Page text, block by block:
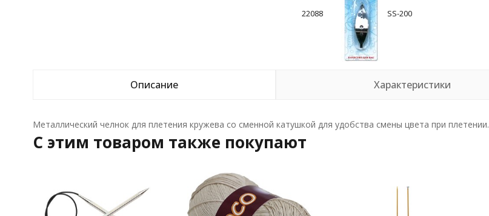
22088 SS-200
Описание Характеристики
Металлический челнок для плетения кружева со сменной катушкой для удобства смены цвета при плетении.
C этим товаром также покупают